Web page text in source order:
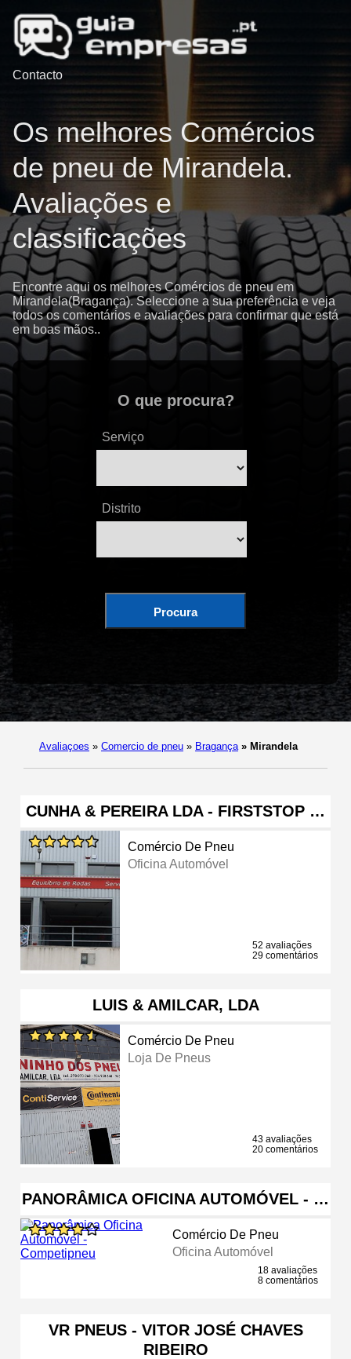
Contacto
Os melhores Comércios
de pneu de Mirandela.
Avaliações e
classificações
Encontre aqui os melhores Comércios de pneu em
Mirandela(Bragança). Seleccione a sua preferência e veja
todos os comentários e avaliações para confirmar que está
em boas mãos..
O que procura?
Serviço
Distrito
Procura
Avaliaçoes » Comercio de pneu » Bragança » Mirandela
CUNHA & PEREIRA LDA - FIRSTSTOP …
Comércio De Pneu
Oficina Automóvel
52 avaliações
29 comentários
LUIS & AMILCAR, LDA
Comércio De Pneu
Loja De Pneus
43 avaliações
20 comentários
PANORÂMICA OFICINA AUTOMÓVEL - …
Comércio De Pneu
Oficina Automóvel
18 avaliações
8 comentários
VR PNEUS - VITOR JOSÉ CHAVES
RIBEIRO